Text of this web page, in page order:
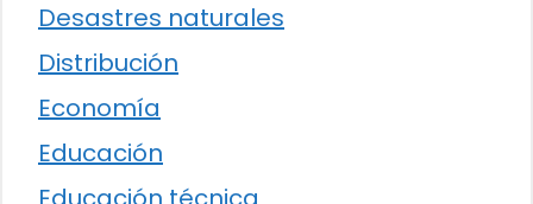
Desastres naturales
Distribución
Economía
Educación